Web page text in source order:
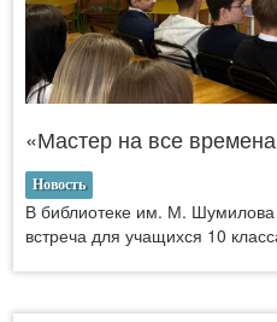
«Мастер на все
Новость
В библиотеке им. М. Шумилова
встреча для учащихся 10